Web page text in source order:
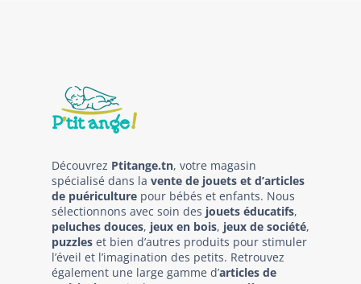
Découvrez Ptitange.tn, votre magasin
spécialisé dans la vente de jouets et d’articles
de puériculture pour bébés et enfants. Nous
sélectionnons avec soin des jouets éducatifs,
peluches douces, jeux en bois, jeux de société,
puzzles et bien d’autres produits pour stimuler
l’éveil et l’imagination des petits. Retrouvez
également une large gamme d’articles de